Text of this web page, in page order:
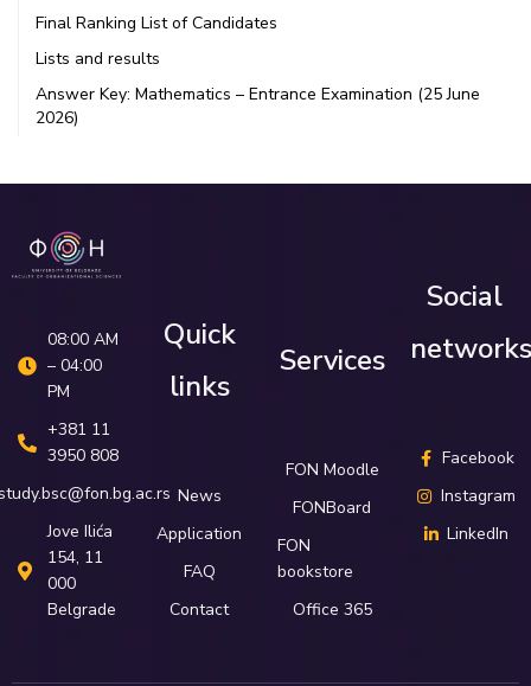
Final Ranking List of Candidates
Lists and results
Answer Key: Mathematics – Entrance Examination (25 June
2026)
08:00 AM
– 04:00
PM
+381 11
3950 808
Јove Ilića
154, 11
000
Belgrade
Quick
links
News
Application
FAQ
Contact
Services
FON Moodle
FONBoard
FON
bookstore
Office 365
Social
networks
Facebook
Instagram
LinkedIn